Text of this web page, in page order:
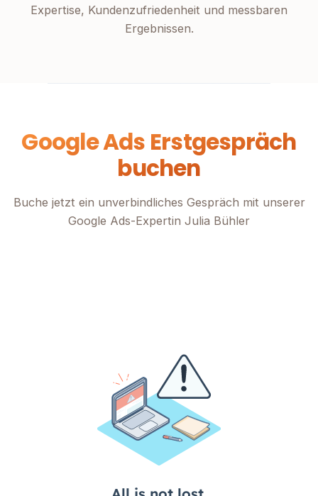
Expertise, Kundenzufriedenheit und messbaren
Ergebnissen.
Google Ads Erstgespräch
buchen
Buche jetzt ein unverbindliches Gespräch mit unserer
Google Ads-Expertin Julia Bühler